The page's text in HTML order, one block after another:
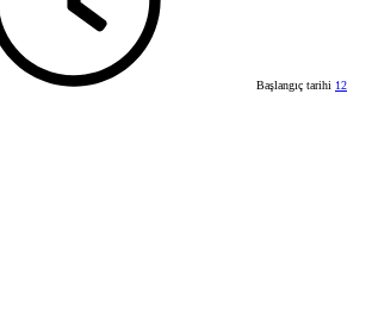
Başlangıç tarihi 12